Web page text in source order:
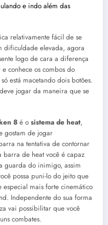
e indo além das
relativamente fácil de se
dificuldade elevada, agora
logo de cara a diferença
conhece os combos do
está macetando dois botões.
jogar da maneira que se
8 é o sistema de heat,
gostam de jogar
na tentativa de contornar
barra de heat você é capaz
guarda do inimigo, assim
possa puni-lo do jeito que
mais forte cinemático
Independente do sua forma
vai possibilitar que você
combates.